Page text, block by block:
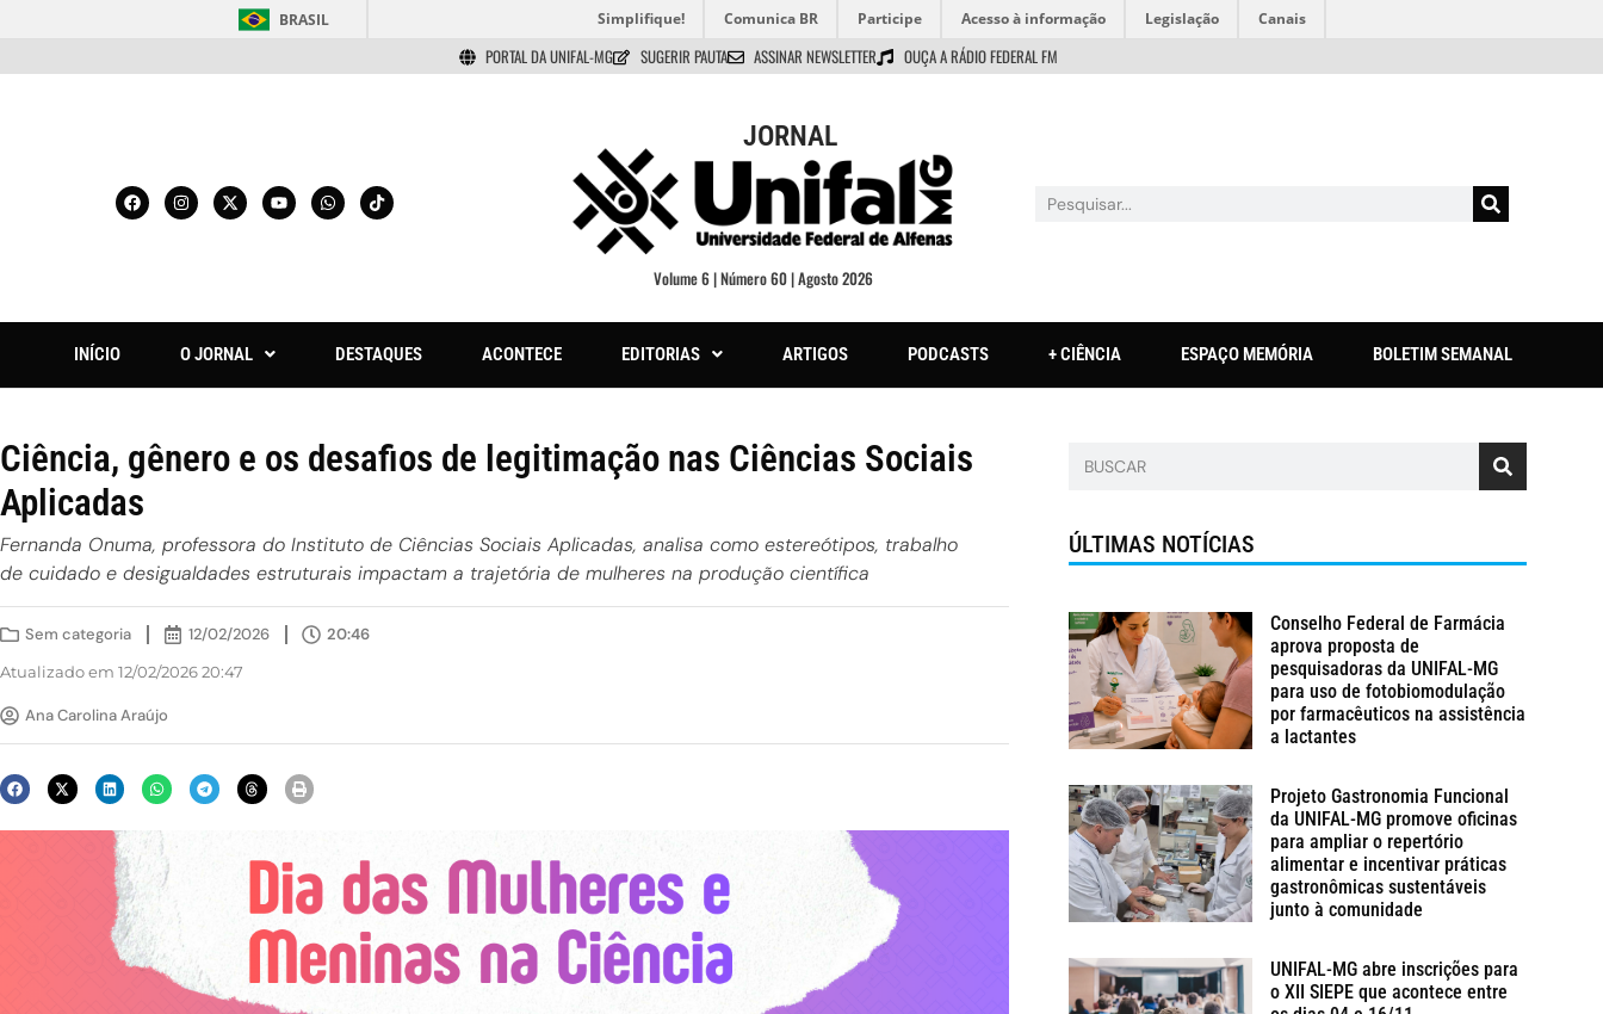
BRASIL Simplifique! Comunica BR Participe Acesso à informação Legislação Canais
PORTAL DA UNIFAL-MG SUGERIR PAUTA ASSINAR NEWSLETTER OUÇA A RÁDIO FEDERAL FM
JORNAL
Volume 6 | Número 60 | Agosto 2026
INÍCIO O JORNAL DESTAQUES ACONTECE EDITORIAS ARTIGOS PODCASTS + CIÊNCIA ESPAÇO MEMÓRIA BOLETIM SEMANAL
Ciência, gênero e os desafios de legitimação nas Ciências Sociais
Aplicadas
Fernanda Onuma, professora do Instituto de Ciências Sociais Aplicadas, analisa como estereótipos, trabalho
de cuidado e desigualdades estruturais impactam a trajetória de mulheres na produção científica
Sem categoria 12/02/2026 20:46
Atualizado em 12/02/2026 20:47
Ana Carolina Araújo
ÚLTIMAS NOTÍCIAS
Conselho Federal de Farmácia
aprova proposta de
pesquisadoras da UNIFAL-MG
para uso de fotobiomodulação
por farmacêuticos na assistência
a lactantes
Projeto Gastronomia Funcional
da UNIFAL-MG promove oficinas
para ampliar o repertório
alimentar e incentivar práticas
gastronômicas sustentáveis
junto à comunidade
UNIFAL-MG abre inscrições para
o XII SIEPE que acontece entre